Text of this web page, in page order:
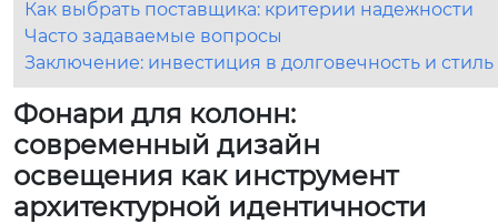
Как выбрать поставщика: критерии надежности
Часто задаваемые вопросы
Заключение: инвестиция в долговечность и стиль
Фонари для колонн:
современный дизайн
освещения как инструмент
архитектурной идентичности